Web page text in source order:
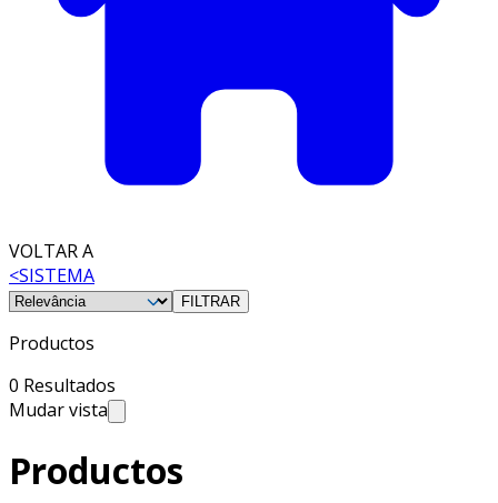
VOLTAR A
<SISTEMA
FILTRAR
Productos
0 Resultados
Mudar vista
Productos